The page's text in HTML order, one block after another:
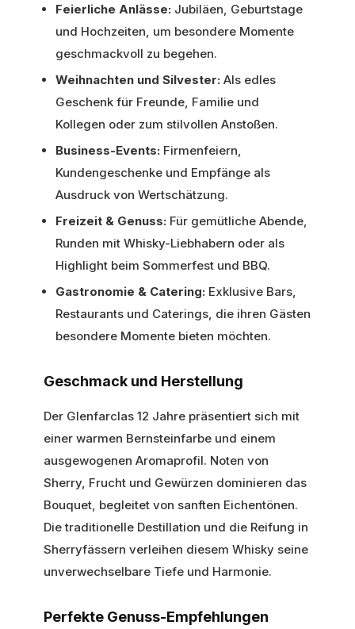
Feierliche Anlässe: Jubiläen, Geburtstage
und Hochzeiten, um besondere Momente
geschmackvoll zu begehen.
Weihnachten und Silvester: Als edles
Geschenk für Freunde, Familie und
Kollegen oder zum stilvollen Anstoßen.
Business-Events: Firmenfeiern,
Kundengeschenke und Empfänge als
Ausdruck von Wertschätzung.
Freizeit & Genuss: Für gemütliche Abende,
Runden mit Whisky-Liebhabern oder als
Highlight beim Sommerfest und BBQ.
Gastronomie & Catering: Exklusive Bars,
Restaurants und Caterings, die ihren Gästen
besondere Momente bieten möchten.
Geschmack und Herstellung
Der Glenfarclas 12 Jahre präsentiert sich mit
einer warmen Bernsteinfarbe und einem
ausgewogenen Aromaprofil. Noten von
Sherry, Frucht und Gewürzen dominieren das
Bouquet, begleitet von sanften Eichentönen.
Die traditionelle Destillation und die Reifung in
Sherryfässern verleihen diesem Whisky seine
unverwechselbare Tiefe und Harmonie.
Perfekte Genuss-Empfehlungen